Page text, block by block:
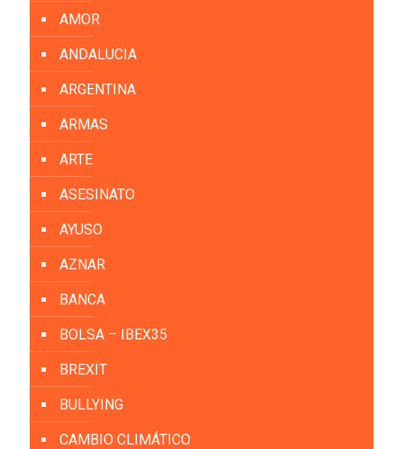
AMOR
ANDALUCIA
ARGENTINA
ARMAS
ARTE
ASESINATO
AYUSO
AZNAR
BANCA
BOLSA – IBEX35
BREXIT
BULLYING
CAMBIO CLIMÁTICO